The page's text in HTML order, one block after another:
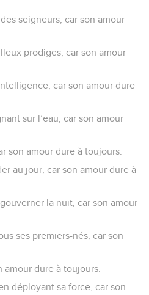
seigneurs, car son amour
prodiges, car son amour
car son amour dure
sur l’eau, car son amour
son amour dure à toujours.
au jour, car son amour dure à
la nuit, car son amour
ses premiers-nés, car son
amour dure à toujours.
déployant sa force, car son